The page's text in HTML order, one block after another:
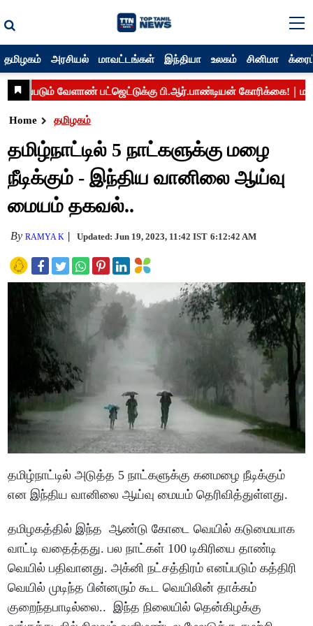
தமிழகம் அரசியல் மாவட்டங்கள் இந்தியா உலகம் சினிமா
Home தமிழகம்
தமிழ்நாட்டில் 5 நாட்களுக்கு மழை
நீடிக்கும் - இந்திய வானிலை ஆய்வு
மையம் தகவல்..
ByRAMYA K Updated: Jun 19, 2023, 11:42 IST 6:12:42 AM
தமிழ்நாட்டில் அடுத்த 5 நாட்களுக்கு கனமழை நீடிக்கும்
என இந்திய வானிலை ஆய்வு மையம் தெரிவித்துள்ளது.
தமிழகத்தில் இந்த ஆண்டு கோடை வெயில் கடுமையாக
வாட்டி வதைத்தது. பல நாட்கள் 100 டிகிரியை தாண்டி
வெயில் பதிவானது. அக்னி நட்சத்திரம் எனப்படும் கத்திரி
வெயில் முடிந்த பின்னரும் கூட வெயிலின் தாக்கம்
குறைந்தபாடில்லை.. இந்த நிலையில் தென்கிழக்கு